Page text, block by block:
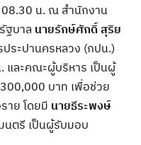
น. ณ สำนักงาน
ฐบาล นายรักษ์ศักดิ์ สุริย
ระปานครหลวง (กปน.)
และคณะผู้บริหาร เป็นผู้
บาท เพื่อช่วย
าย โดยมี นายธีระพงษ์
ตรี เป็นผู้รับมอบ